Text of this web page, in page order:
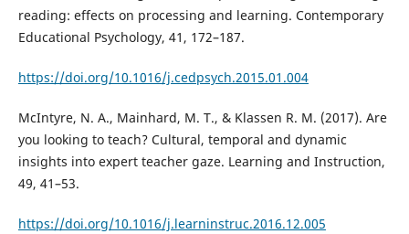
reading: effects on processing and learning. Contemporary
Educational Psychology, 41, 172–187.
https://doi.org/10.1016/j.cedpsych.2015.01.004
McIntyre, N. A., Mainhard, M. T., & Klassen R. M. (2017). Are
you looking to teach? Cultural, temporal and dynamic
insights into expert teacher gaze. Learning and Instruction,
49, 41–53.
https://doi.org/10.1016/j.learninstruc.2016.12.005